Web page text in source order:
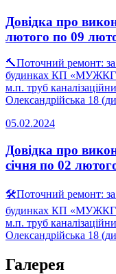
Довідка про
лютого по 09
🔨Поточний ремонт:
будинках КП «МУЖКГ»
м.п. труб
Олександрійська 18
05.02.2024
Довідка про
січня по 02
🛠Поточний ремонт: за
будинках КП «МУЖКГ»
м.п. труб
Олександрійська 18
Галерея